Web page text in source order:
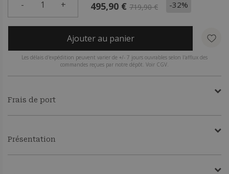
- 1 + 495,90 € 719,90 € -32%
Ajouter au panier
Les délais d'expédition peuvent varier de +/- 7 jours ouvrables selon l'afflux des
commandes reçues par notre dépôt. Voir CGV.
Frais de port
Présentation